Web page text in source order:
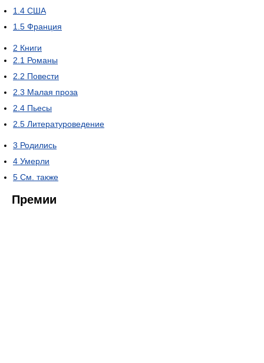
1.4 США
1.5 Франция
2 Книги
2.1 Романы
2.2 Повести
2.3 Малая проза
2.4 Пьесы
2.5 Литературоведение
3 Родились
4 Умерли
5 См. также
Премии